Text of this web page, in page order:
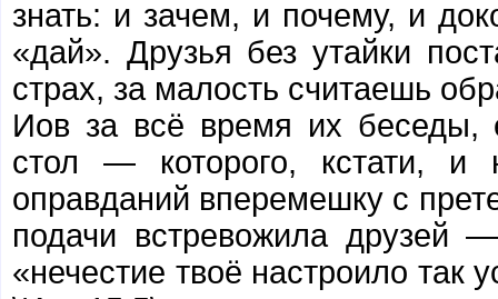
знать: и зачем, и почему, и
«дай». Друзья без утайки
страх, за малость считаешь
Иов за всё время их беседы,
стол — которого, кстати,
оправданий вперемешку с
подачи встревожила друзей
«нечестие твоё настроило так